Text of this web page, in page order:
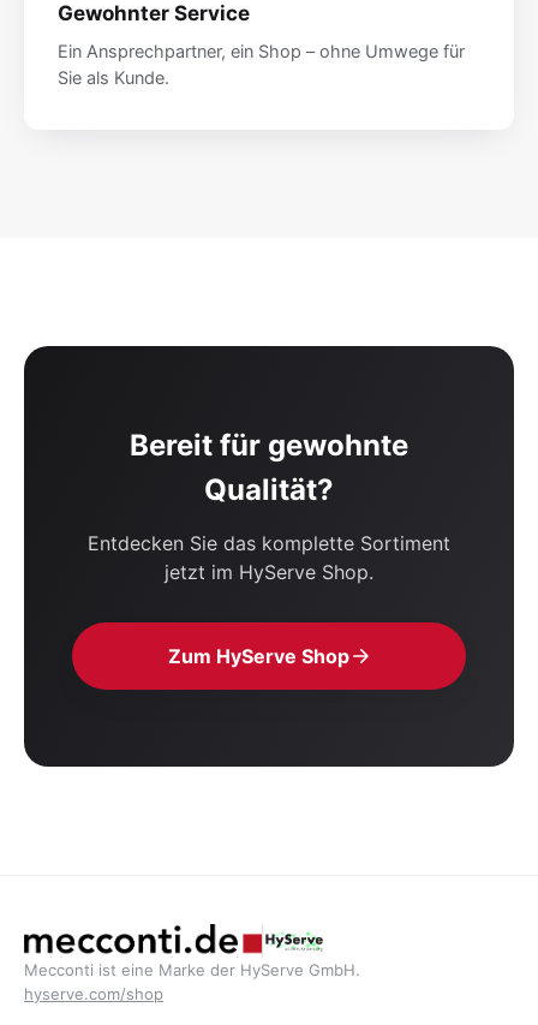
Gewohnter Service
Ein Ansprechpartner, ein Shop – ohne Umwege für
Sie als Kunde.
Bereit für gewohnte
Qualität?
Entdecken Sie das komplette Sortiment
jetzt im HyServe Shop.
Zum HyServe Shop
Mecconti ist eine Marke der HyServe GmbH.
hyserve.com/shop